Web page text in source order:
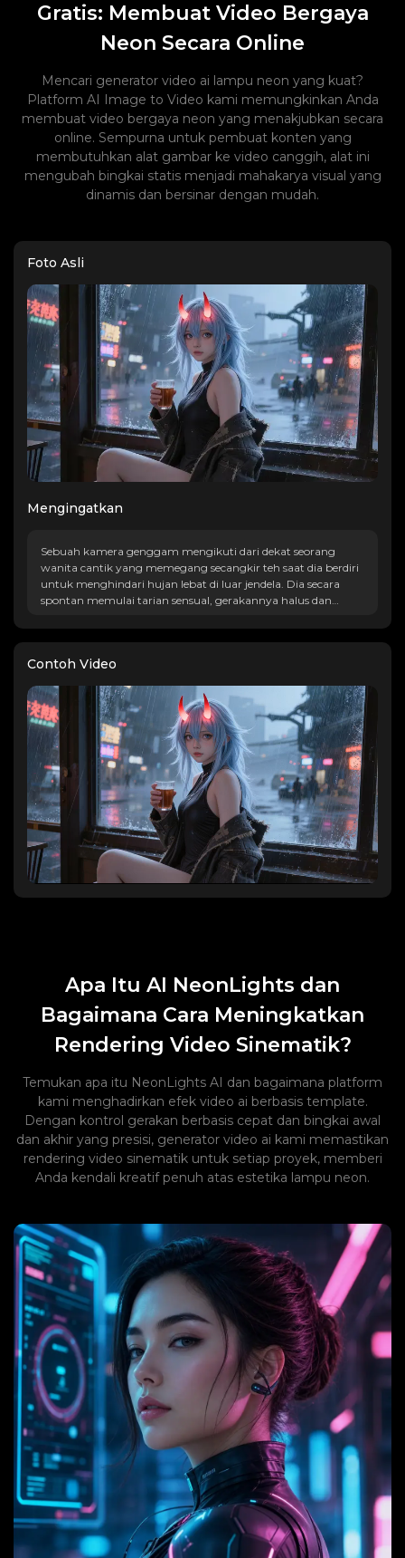
Gratis: Membuat Video Bergaya
Neon Secara Online
Mencari generator video ai lampu neon yang kuat?
Platform AI Image to Video kami memungkinkan Anda
membuat video bergaya neon yang menakjubkan secara
online. Sempurna untuk pembuat konten yang
membutuhkan alat gambar ke video canggih, alat ini
mengubah bingkai statis menjadi mahakarya visual yang
dinamis dan bersinar dengan mudah.
Foto Asli
Mengingatkan
Sebuah kamera genggam mengikuti dari dekat seorang
wanita cantik yang memegang secangkir teh saat dia berdiri
untuk menghindari hujan lebat di luar jendela. Dia secara
spontan memulai tarian sensual, gerakannya halus dan
detail ultra-HD dan gradasi warna sinematik.
Contoh Video
Apa Itu AI NeonLights dan
Bagaimana Cara Meningkatkan
Rendering Video Sinematik?
Temukan apa itu NeonLights AI dan bagaimana platform
kami menghadirkan efek video ai berbasis template.
Dengan kontrol gerakan berbasis cepat dan bingkai awal
dan akhir yang presisi, generator video ai kami memastikan
rendering video sinematik untuk setiap proyek, memberi
Anda kendali kreatif penuh atas estetika lampu neon.